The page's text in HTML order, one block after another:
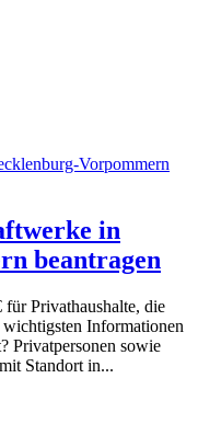
in
beantragen
für Privathaushalte, die
Informationen
Privatpersonen sowie
Standort in...